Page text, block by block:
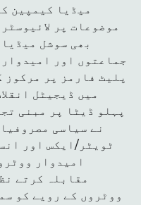
میڈیا کیمپین
موضوعات پر
بھی سوشل
جماعتوں اور
میں ڈیجیٹل
پہلو ڈیٹا پر مبنی
نے سیاسی
ٹویٹر/ایکس اور
امیدوار
مقابلہ کرتے
ووٹروں کے رویے کو